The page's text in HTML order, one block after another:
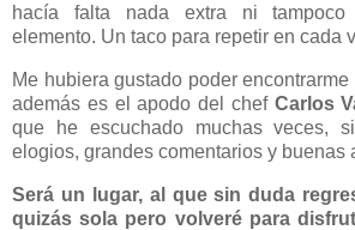
hacía falta nada extra ni
elemento. Un taco para repetir en cada
Me hubiera gustado poder encontrarme
además es el apodo del chef Carlos
que he escuchado muchas veces,
elogios, grandes comentarios y buenas
Será un lugar, al que sin duda
quizás sola pero volveré para